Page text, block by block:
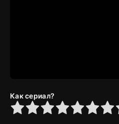
Как сериал?
5 6 7 8 9 10